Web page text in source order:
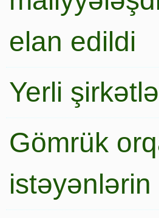
elan edildi
Yerli
Gömrük